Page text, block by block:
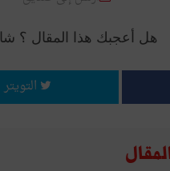
هل أعجبك هذا المقال ؟
التويتر